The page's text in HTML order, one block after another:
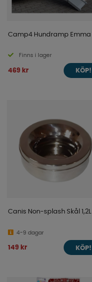
Camp4 Hundramp Emma
Finns i lager
469 kr KÖP!
Canis Non-splash Skål 1,2L
4-9 dagar
149 kr KÖP!